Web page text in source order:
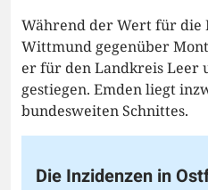
Während der Wert für die
Wittmund gegenüber
er für den Landkreis Leer
gestiegen. Emden liegt
bundesweiten Schnittes.
Die Inzidenzen in